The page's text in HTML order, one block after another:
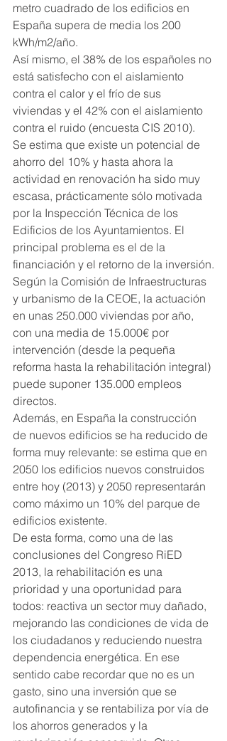
metro cuadrado de los edificios en
España supera de media los 200
kWh/m2/año.
Así mismo, el 38% de los españoles no
está satisfecho con el aislamiento
contra el calor y el frío de sus
viviendas y el 42% con el aislamiento
contra el ruido (encuesta CIS 2010).
Se estima que existe un potencial de
ahorro del 10% y hasta ahora la
actividad en renovación ha sido muy
escasa, prácticamente sólo motivada
por la Inspección Técnica de los
Edificios de los Ayuntamientos. El
principal problema es el de la
financiación y el retorno de la inversión.
Según la Comisión de Infraestructuras
y urbanismo de la CEOE, la actuación
en unas 250.000 viviendas por año,
con una media de 15.000€ por
intervención (desde la pequeña
reforma hasta la rehabilitación integral)
puede suponer 135.000 empleos
directos.
Además, en España la construcción
de nuevos edificios se ha reducido de
forma muy relevante: se estima que en
2050 los edificios nuevos construidos
entre hoy (2013) y 2050 representarán
como máximo un 10% del parque de
edificios existente.
De esta forma, como una de las
conclusiones del Congreso RiED
2013, la rehabilitación es una
prioridad y una oportunidad para
todos: reactiva un sector muy dañado,
mejorando las condiciones de vida de
los ciudadanos y reduciendo nuestra
dependencia energética. En ese
sentido cabe recordar que no es un
gasto, sino una inversión que se
autofinancia y se rentabiliza por vía de
los ahorros generados y la